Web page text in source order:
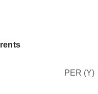
PER (Y)